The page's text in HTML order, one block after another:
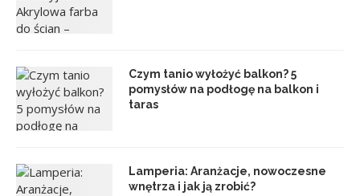
Czym tanio wyłożyć balkon? 5
pomysłów na podłogę na balkon i
taras
Lamperia: Aranżacje, nowoczesne
wnętrza i jak ją zrobić?